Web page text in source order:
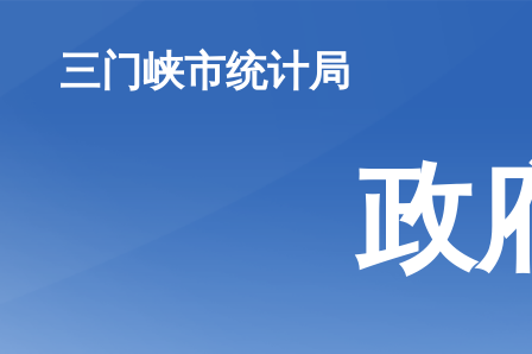
三门峡市统计局
政